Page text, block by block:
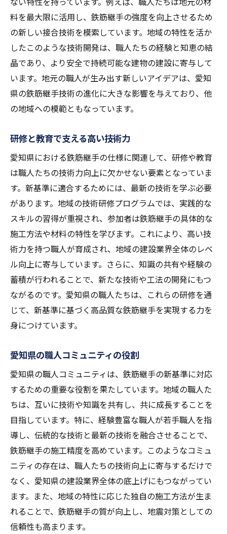
料を最大限に活用し、鉄筋継手の強度を向上させるため
の新しい接合技術を模索しています。地域の特性を活か
したこのような技術開発は、職人たちの経験と知恵の結
晶であり、より安全で持続可能な建物の建設に寄与して
います。地元の職人が生み出す新しいアイデアは、愛知
県の鉄筋継手技術の進化に大きな影響を与えており、他
の地域への模範ともなっています。
研修と教育で支える高い技術力
愛知県における鉄筋継手の仕様に関連して、研修や教育
は職人たちの技術力向上に欠かせない要素となっていま
す。新基準に適合するためには、最新の技術を学ぶ必要
があります。地域の技術研修プログラムでは、実践的な
スキルの習得が重視され、参加者は鉄筋継手の具体的な
施工方法や材料の特性を学びます。これにより、高い技
術力を持つ職人が育成され、地域の建設業界全体のレベ
ル向上に寄与しています。さらに、知識の共有や経験の
蓄積が行われることで、新たな技術や工法の開発にもつ
ながるのです。愛知県の職人たちは、これらの研修を通
じて、新基準に基づく高品質な鉄筋継手を実現する力を
身につけています。
愛知県の職人コミュニティの役割
愛知県の職人コミュニティは、鉄筋継手の新基準に対応
するための重要な役割を果たしています。地域の職人た
ちは、互いに技術や知識を共有し、共に成長することを
目指しています。特に、経験豊富な職人が若手職人を指
導し、伝統的な技術と最新の技術を融合させることで、
鉄筋継手の施工精度を高めています。このようなコミュ
ニティの存在は、職人たちの技術向上に寄与するだけで
なく、愛知県の建設業界全体の底上げにもつながってい
ます。また、地域の特性に応じた独自の施工方法が生ま
れることで、鉄筋継手の質が向上し、地震対策としての
信頼性も高まります。